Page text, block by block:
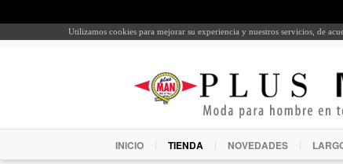
Utilizamos cookies para mejorar su experiencia y nuestros servicios, de
INICIO TIENDA NOVEDADES